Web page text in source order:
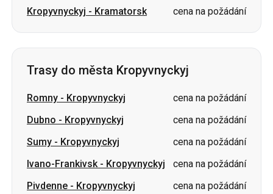
Trasy do města Kropyvnyckyj
Romny-Kropyvnyckyj
cena na požádání
Sumy- Kropyvnyckyj
cena na požádání
Ivano-Frankivsk-Kropyvnyckyj
cena na požádání
Pivdenne-Kropyvnyckyj
cena na požádání
Stryj-Kropyvnyckyj
cena na požádání
Pavlohrad-Kropyvnyckyj
cena na požádání
Šachtarske-Kropyvnyckyj
cena na požádání